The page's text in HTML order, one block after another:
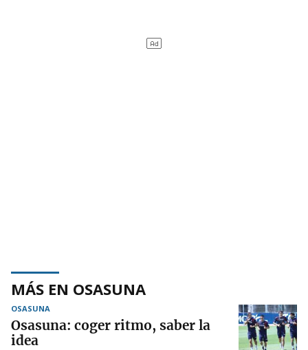
MÁS EN OSASUNA
OSASUNA
Osasuna: coger ritmo, saber la
idea